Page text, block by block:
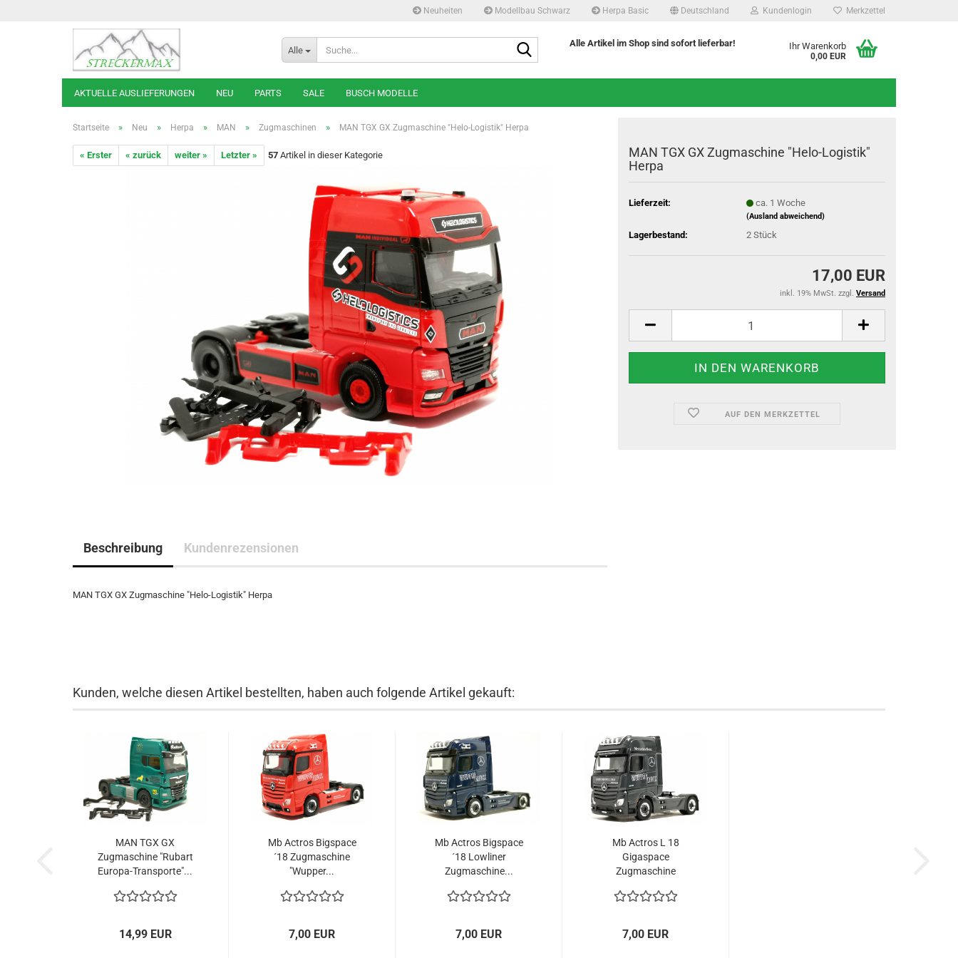
Neuheiten Modellbau Schwarz Herpa Basic Deutschland Kundenlogin Merkzettel
Alle
Alle Artikel im Shop sind sofort lieferbar! Ihr Warenkorb
0,00 EUR
AKTUELLE AUSLIEFERUNGEN NEU PARTS SALE BUSCH MODELLE
Startseite » Neu » Herpa » MAN » Zugmaschinen » MAN TGX GX Zugmaschine "Helo-Logistik" Herpa
« Erster « zurück weiter » Letzter » 57 Artikel in dieser Kategorie
MAN TGX GX Zugmaschine "Helo-Logistik"
Herpa
Lieferzeit: ca. 1 Woche
(Ausland abweichend)
Lagerbestand: 2 Stück
17,00 EUR
inkl. 19% MwSt. zzgl. Versand
AUF DEN MERKZETTEL
Beschreibung Kundenrezensionen
MAN TGX GX Zugmaschine "Helo-Logistik" Herpa
Kunden, welche diesen Artikel bestellten, haben auch folgende Artikel gekauft:
MAN TGX GX
Zugmaschine "Rubart
Europa-Transporte"...
14,99 EUR
Mb Actros Bigspace
´18 Zugmaschine
"Wupper...
7,00 EUR
Mb Actros Bigspace
´18 Lowliner
Zugmaschine...
7,00 EUR
Mb Actros L 18
Gigaspace
Zugmaschine
7,00 EUR